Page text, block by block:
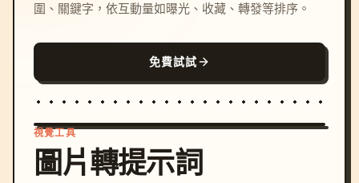
圍、關鍵字，依互動量如曝光、收藏、轉發等排序。
免費試試
視覺工具
圖片轉提示詞